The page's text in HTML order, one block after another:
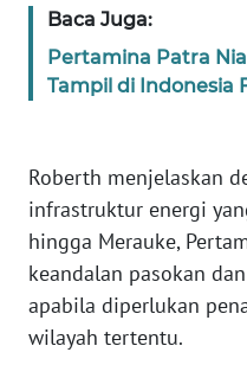
Baca Juga:
Pertamina Patra
Tampil di Indonesia
Roberth menjelaskan
infrastruktur energi
hingga Merauke,
keandalan pasokan
apabila diperlukan
wilayah tertentu.
BANTEN
WN
KEPRI
WN
PAPUA
WN